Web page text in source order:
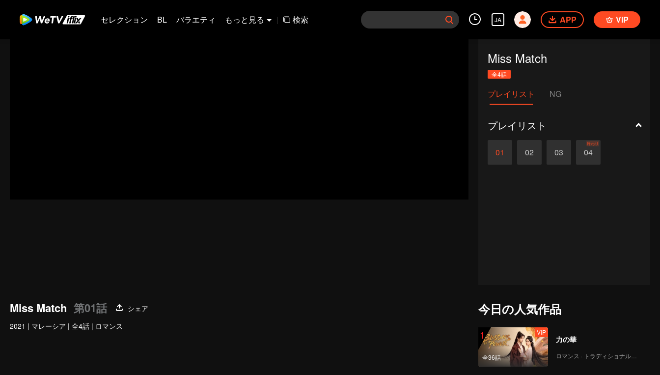
セレクション BL バラエティ もっと見る | 検索 JA APP VIP
Miss Match
全4話
プレイリスト NG
プレイリスト
01 02 03 04
終わり
Miss Match 第01話
シェア
2021 | マレーシア | 全4話 | ロマンス
今日の人気作品
1
全36話
VIP
力の華
ロマンス · トラディショナル・コスチューム